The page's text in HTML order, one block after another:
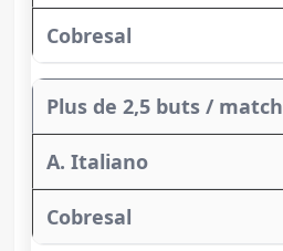
Plus de 2,5 buts / match